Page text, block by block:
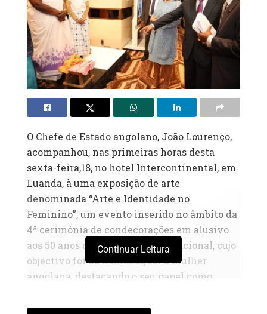
O Chefe de Estado angolano, João Lourenço,
acompanhou, nas primeiras horas desta
sexta-feira,18, no hotel Intercontinental, em
Luanda, à uma exposição de arte
denominada “Arte e Identidade no
Feminino”, um evento inserido no âmbito da
4ª cerimónia de condecorações em alusivo
aos 50 anos de Independência Nacional, cujo
objectivo foi de homenagear a mulher
angolana, destacando o seu papel como
renovação cultural.
Continuar Leitura